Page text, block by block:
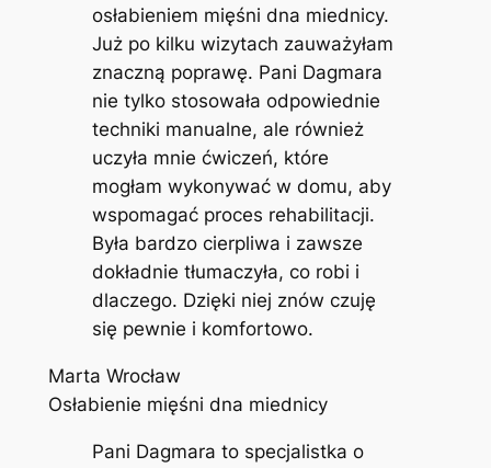
osłabieniem mięśni dna miednicy.
Już po kilku wizytach zauważyłam
znaczną poprawę. Pani Dagmara
nie tylko stosowała odpowiednie
techniki manualne, ale również
uczyła mnie ćwiczeń, które
mogłam wykonywać w domu, aby
wspomagać proces rehabilitacji.
Była bardzo cierpliwa i zawsze
dokładnie tłumaczyła, co robi i
dlaczego. Dzięki niej znów czuję
się pewnie i komfortowo.
Marta Wrocław
Osłabienie mięśni dna miednicy
Pani Dagmara to specjalistka o